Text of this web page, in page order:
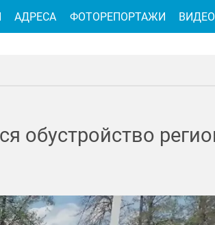
обустройство
АДРЕСА ФОТОРЕПОРТАЖИ ВИДЕО